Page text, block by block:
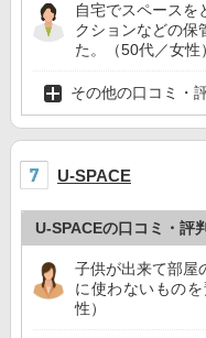
自宅でスペースを
クションなどの保
た。（50代／女性
その他の口コミ・
U-SPACE
U-SPACEの口コミ・評判
子供が出来て部屋
に使わないもの
性）